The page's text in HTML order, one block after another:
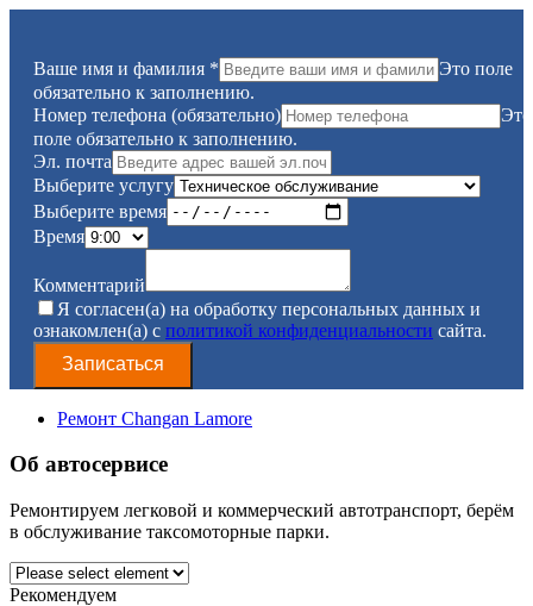
Ваше имя и фамилия *
Это поле
обязательно к заполнению.
Номер телефона (обязательно)
Это
поле обязательно к заполнению.
Эл. почта
Выберите услугу
Выберите время
Время
Комментарий
Я согласен(а) на обработку персональных данных и
ознакомлен(а) с политикой конфиденциальности сайта.
Записаться
Ремонт Changan Lamore
Об автосервисе
Ремонтируем легковой и коммерческий автотранспорт, берём
в обслуживание таксомоторные парки.
Рекомендуем